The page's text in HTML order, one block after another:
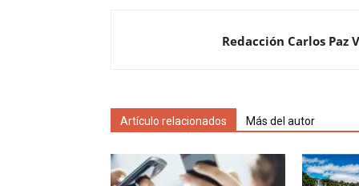
Redacción Carlos Paz
Artículo relacionados Más del autor